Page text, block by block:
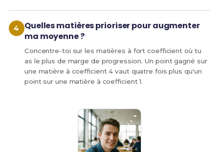
Quelles matières prioriser pour augmenter
ma moyenne ?
Concentre-toi sur les matières à fort coefficient où tu
as le plus de marge de progression. Un point gagné sur
une matière à coefficient 4 vaut quatre fois plus qu'un
point sur une matière à coefficient 1.